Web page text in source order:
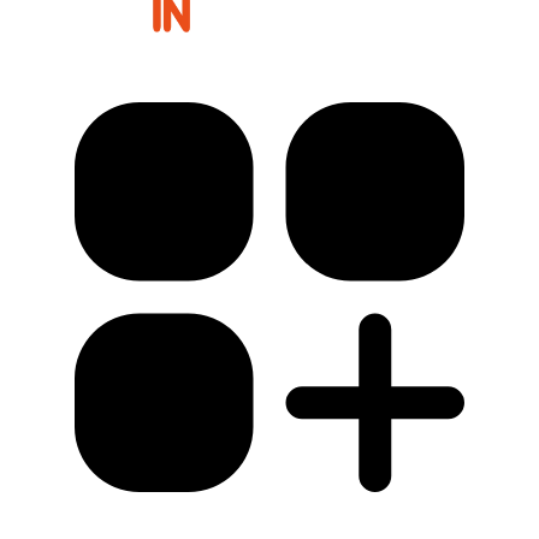
U nedjelju, 9. kolovoza
Legenda o zmaju ponovno oživljava u Rogoznici: